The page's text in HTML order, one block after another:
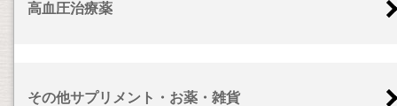
高血圧治療薬
その他サプリメント・お薬・雑貨